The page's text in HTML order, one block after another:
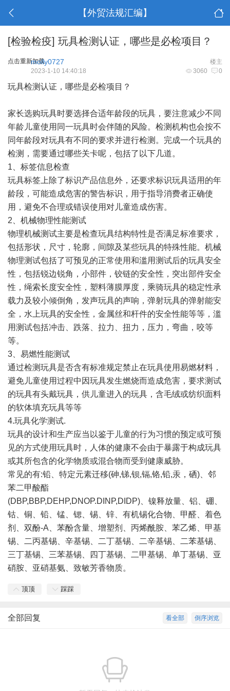
【外贸法规汇编】
[检验检疫] 玩具检测认证，哪些是必检项目？
点击重新加载 楼主
molly0727
3060 0
2023-1-10 14:40:18
玩具检测认证，哪些是必检项目？
家长选购玩具时要选择合适年龄段的玩具，要注意减少不同
年龄儿童使用同一玩具时会伴随的风险。检测机构也会按不
同年龄段对玩具有不同的要求并进行检测。完成一个玩具的
检测，需要通过哪些关卡呢，包括了以下几道。
1、标签信息检查
玩具标签上除了标识产品信息外，还要求标识玩具适用的年
龄段，可能造成危害的警告标识，用于指导消费者正确使
用，避免不合理或错误使用对儿童造成伤害。
2、机械物理性能测试
物理机械测试主要是检查玩具结构特性是否满足标准要求，
包括形状，尺寸，轮廓，间隙及某些玩具的特殊性能。机械
物理测试包括了可预见的正常使用和滥用测试后的玩具安全
性，包括锐边锐角，小部件，铰链的安全性，突出部件安全
性，绳索长度安全性，塑料薄膜厚度，乘骑玩具的稳定性承
载力及较小倾倒角，发声玩具的声响，弹射玩具的弹射能安
全，水上玩具的安全性，金属丝和杆件的安全性能等等，滥
用测试包括冲击、跌落、拉力、扭力，压力，弯曲，咬等
等。
3、易燃性能测试
通过检测玩具是否含有标准规定禁止在玩具使用易燃材料，
避免儿童使用过程中因玩具发生燃烧而造成危害，要求测试
的玩具有头戴玩具，供儿童进入的玩具，含毛绒或纺织面料
的软体填充玩具等等
4.玩具化学测试.
玩具的设计和生产应当以鉴于儿童的行为习惯的预定或可预
见的方式使用玩具时，人体的健康不会由于暴露于构成玩具
或其所包含的化学物质或混合物而受到健康威胁。
常见的有:铅、特定元素迁移(砷,锑,钡,镉,铬,铅,汞，硒)、邻
苯二甲酸酯
(DBP,BBP,DEHP,DNOP.DINP,DIDP)、镍释放量、铝、硼、
钴、铜、铅、锰、锶、锡、锌、有机锡化合物、甲醛、着色
剂、双酚-A、苯酚含量、增塑剂、丙烯酰胺、苯乙烯、甲基
锡、二丙基锡、辛基锡、二丁基锡、二辛基锡、二苯基锡、
三丁基锡、三苯基锡、四丁基锡、二甲基锡、单丁基锡、亚
硝胺、亚硝基氨、致敏芳香物质。
顶顶 踩踩
倒序浏览
看全部
全部回复